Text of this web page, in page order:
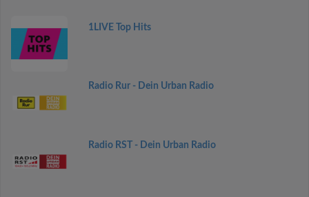
1LIVE Top Hits
Radio Rur - Dein Urban Radio
Radio RST - Dein Urban Radio